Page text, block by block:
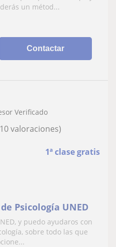
un métod...
Contactar
1ª clase gratis
Verificado
valoraciones)
Psicología UNED
y puedo ayudaros con
sobre todo las que